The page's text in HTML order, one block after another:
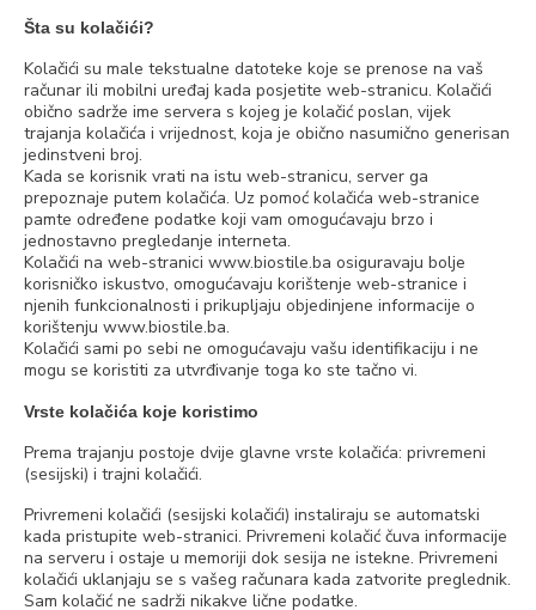
Šta su kolačići?
Kolačići su male tekstualne datoteke koje se prenose na vaš
računar ili mobilni uređaj kada posjetite web-stranicu. Kolačići
obično sadrže ime servera s kojeg je kolačić poslan, vijek
trajanja kolačića i vrijednost, koja je obično nasumično generisan
jedinstveni broj.
Kada se korisnik vrati na istu web-stranicu, server ga
prepoznaje putem kolačića. Uz pomoć kolačića web-stranice
pamte određene podatke koji vam omogućavaju brzo i
jednostavno pregledanje interneta.
Kolačići na web-stranici www.biostile.ba osiguravaju bolje
korisničko iskustvo, omogućavaju korištenje web-stranice i
njenih funkcionalnosti i prikupljaju objedinjene informacije o
korištenju www.biostile.ba.
Kolačići sami po sebi ne omogućavaju vašu identifikaciju i ne
mogu se koristiti za utvrđivanje toga ko ste tačno vi.
Vrste kolačića koje koristimo
Prema trajanju postoje dvije glavne vrste kolačića: privremeni
(sesijski) i trajni kolačići.
Privremeni kolačići (sesijski kolačići) instaliraju se automatski
kada pristupite web-stranici. Privremeni kolačić čuva informacije
na serveru i ostaje u memoriji dok sesija ne istekne. Privremeni
kolačići uklanjaju se s vašeg računara kada zatvorite preglednik.
Sam kolačić ne sadrži nikakve lične podatke.